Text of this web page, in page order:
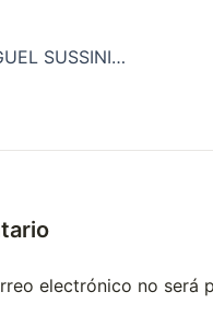
HOSPITAL DR. MIGUEL SUSSINI – GENERAL ALVEAR
electrónico no será